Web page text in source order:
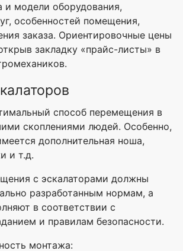
и модели оборудования,
особенностей помещения,
заказа. Ориентировочные цены
закладку «прайс-листы» в
способ перемещения в
скоплениями людей. Особенно,
дополнительная ноша,
и т.д.
с эскалаторами должны
разработанным нормам, а
в соответствии с
и правилам безопасности.
монтажа: